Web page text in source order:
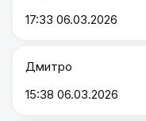
17:33 06.03.2026
Дмитро
15:38 06.03.2026